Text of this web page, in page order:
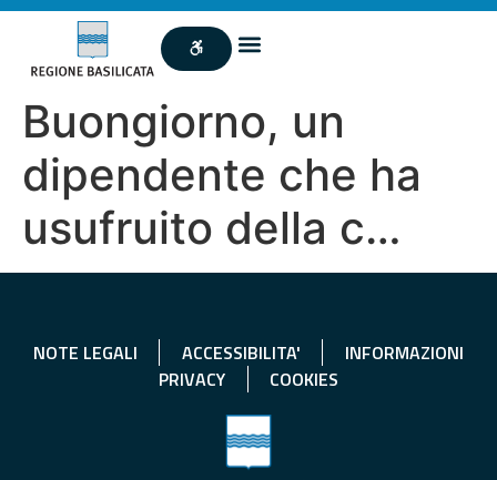
Buongiorno, un
dipendente che ha
usufruito della c…
NOTE LEGALI ACCESSIBILITA'
INFORMAZIONI
PRIVACY
COOKIES